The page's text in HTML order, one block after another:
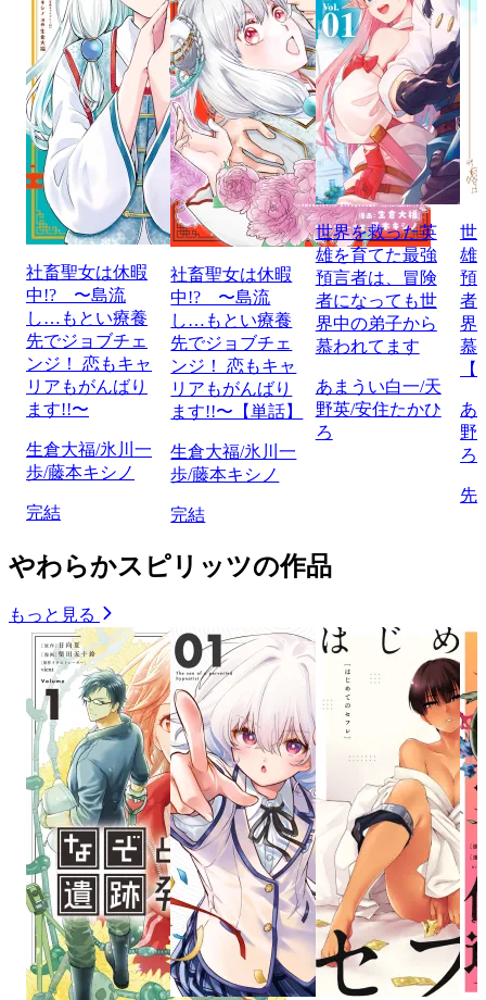
社畜聖女は休暇
中!? 〜島流
し…もとい療養
先でジョブチェ
ンジ！ 恋もキャ
リアもがんばり
ます!!〜
生倉大福/氷川一
歩/藤本キシノ
完結
社畜聖女は休暇
中!? 〜島流
し…もとい療養
先でジョブチェ
ンジ！ 恋もキャ
リアもがんばり
ます!!〜【単話】
生倉大福/氷川一
歩/藤本キシノ
完結
世界を救った英
雄を育てた最強
預言者は、冒険
者になっても世
界中の弟子から
慕われてます
あまうい白一/天
野英/安住たかひ
ろ
世
雄
預
者
界
慕
あ
野
ろ
先
やわらかスピリッツの作品
もっと見る